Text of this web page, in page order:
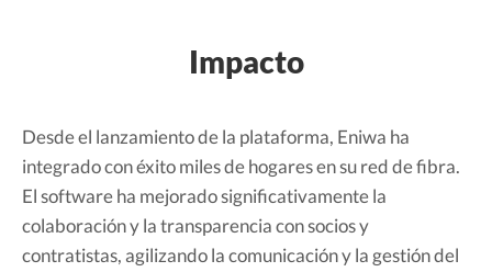
Impacto
Desde el lanzamiento de la plataforma, Eniwa ha
integrado con éxito miles de hogares en su red de fibra.
El software ha mejorado significativamente la
colaboración y la transparencia con socios y
contratistas, agilizando la comunicación y la gestión del